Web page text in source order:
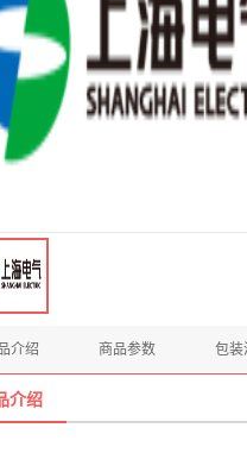
介绍 商品参数 包装
介绍